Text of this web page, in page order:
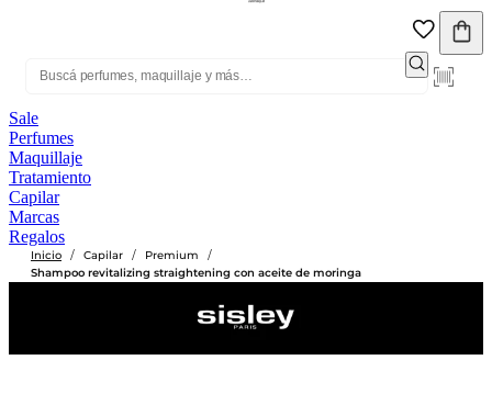
Sale
Perfumes
Maquillaje
Tratamiento
Capilar
Marcas
Regalos
Inicio / Capilar / Premium /
Shampoo revitalizing straightening con aceite de moringa